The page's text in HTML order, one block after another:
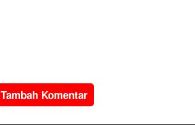
Tambah Komentar